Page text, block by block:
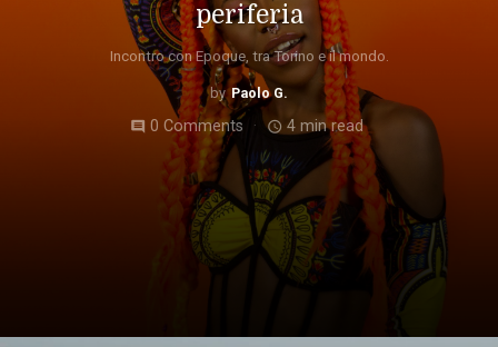
periferia
Incontro con Epoque, tra Torino e il mondo.
Paolo G.
comment 0 Comments access_time 4 min read